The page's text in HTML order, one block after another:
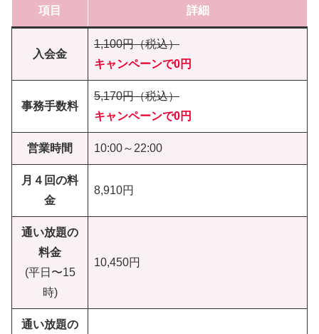
項目 詳細
入会金
1,100円（税込）
キャンペーンで0円
事務手数料
5,170円（税込）
キャンペーンで0円
営業時間 10:00～22:00
月４回の料
金
8,910円
通い放題の
料金
(平日〜15
時)
10,450円
通い放題の